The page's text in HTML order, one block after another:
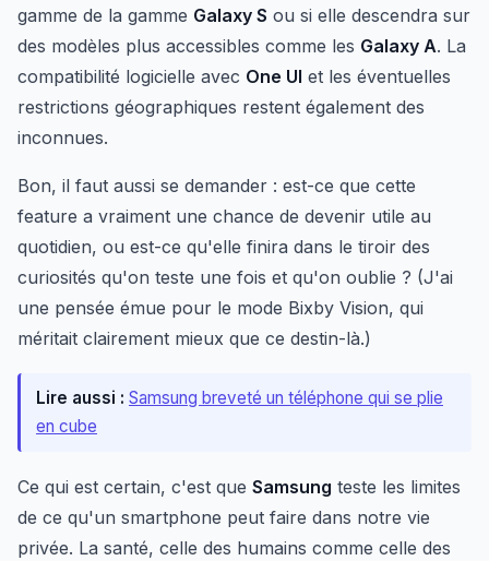
gamme de la gamme Galaxy S ou si elle descendra sur
des modèles plus accessibles comme les Galaxy A. La
compatibilité logicielle avec One UI et les éventuelles
restrictions géographiques restent également des
inconnues.
Bon, il faut aussi se demander : est-ce que cette
feature a vraiment une chance de devenir utile au
quotidien, ou est-ce qu'elle finira dans le tiroir des
curiosités qu'on teste une fois et qu'on oublie ? (J'ai
une pensée émue pour le mode Bixby Vision, qui
méritait clairement mieux que ce destin-là.)
Lire aussi : Samsung breveté un téléphone qui se plie
en cube
Ce qui est certain, c'est que Samsung teste les limites
de ce qu'un smartphone peut faire dans notre vie
privée. La santé, celle des humains comme celle des